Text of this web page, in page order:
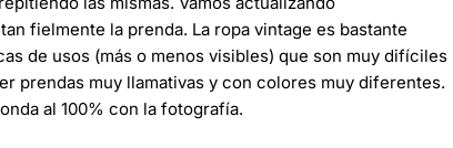
fielmente la prenda. La ropa vintage es bastante
de usos (más o menos visibles) que son muy difíciles
prendas muy llamativas y con colores muy diferentes.
al 100% con la fotografía.